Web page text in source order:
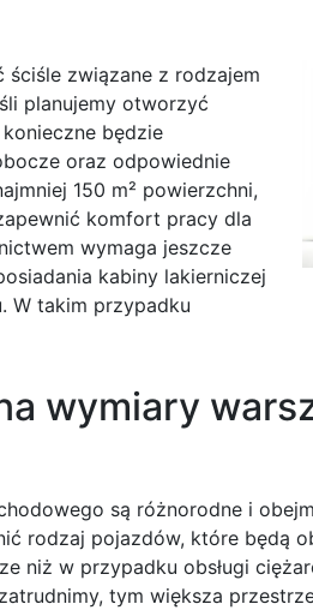
związane z rodzajem
planujemy otworzyć
będzie
oraz odpowiednie
150 m² powierzchni,
komfort pracy dla
wymaga jeszcze
kabiny lakierniczej
W takim przypadku
wymiary
są różnorodne i
rodzaj pojazdów, które będą
niż w przypadku obsługi
tym większa